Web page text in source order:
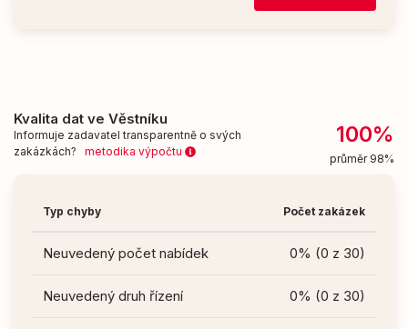
Kvalita dat ve Věstníku
Informuje zadavatel transparentně o svých
zakázkách? metodika výpočtu
100%
průměr 98%
Typ chyby Počet zakázek
Neuvedený počet nabídek 0% (0 z 30)
Neuvedený druh řízení 0% (0 z 30)